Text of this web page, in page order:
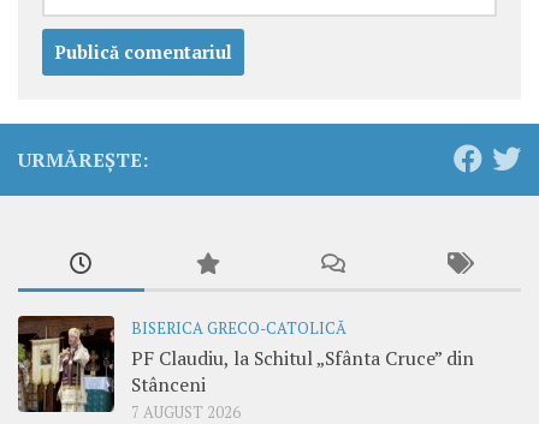
URMĂREȘTE:
BISERICA GRECO-CATOLICĂ
PF Claudiu, la Schitul „Sfânta Cruce” din
Stânceni
7 AUGUST 2026